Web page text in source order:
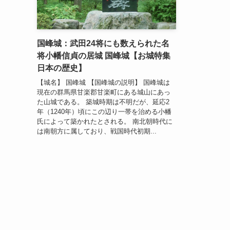
国峰城：武田24将にも数えられた名
将小幡信貞の居城 国峰城【お城特集
日本の歴史】
【城名】 国峰城 【国峰城の説明】 国峰城は
現在の群馬県甘楽郡甘楽町にある城山にあっ
た山城である。 築城時期は不明だが、延応2
年（1240年）頃にこの辺り一帯を治める小幡
氏によって築かれたとされる。 南北朝時代に
は南朝方に属しており、戦国時代初期...